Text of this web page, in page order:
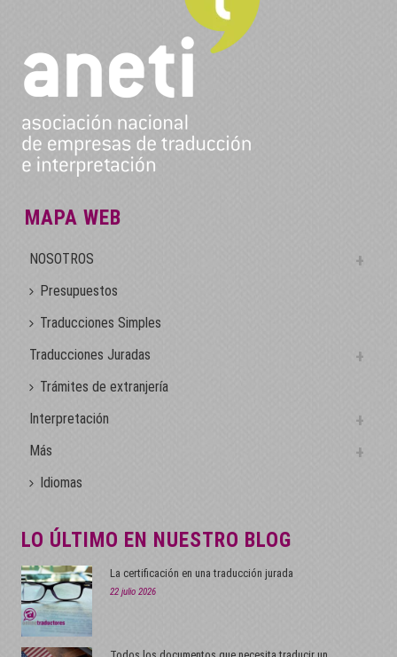
MAPA WEB
NOSOTROS
Presupuestos
Traducciones Simples
Traducciones Juradas
Trámites de extranjería
Interpretación
Más
Idiomas
LO ÚLTIMO EN NUESTRO BLOG
La certificación en una traducción jurada
22 julio 2026